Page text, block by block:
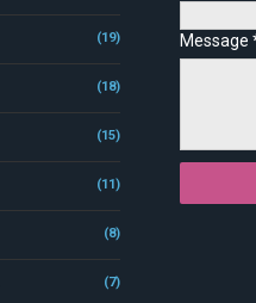
(19)
(18)
(15)
(11)
(8)
(7)
Message